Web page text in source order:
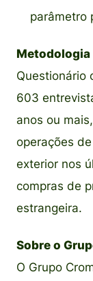
parâmetro
Metodologia
Questionário
603
anos ou
operações
exterior nos
compras de
estrangeira.
Sobre o
O Grupo